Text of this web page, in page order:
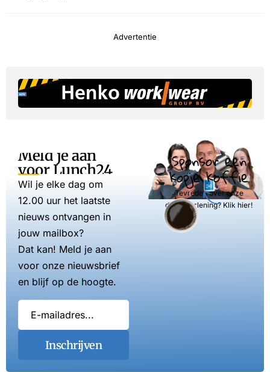
Advertentie
Meld je aan
voor Lunch24
Wil je elke dag om
12.00 uur het laatste
nieuws ontvangen in
jouw mailbox?
Dat kan! Meld je aan
voor onze nieuwsbrief
en blijf op de hoogte.
Inschrijven
Sponsor een
kopje koffie
Tevreden over onze
dienstverlening? Klik hier!